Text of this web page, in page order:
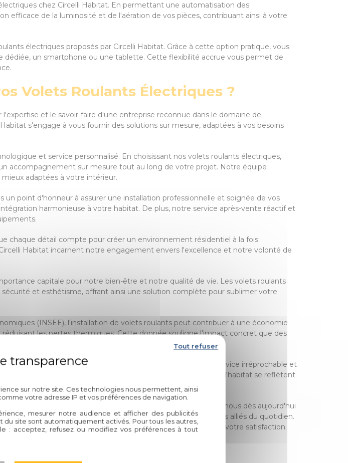
chez Circelli Habitat. En permettant une automatisation des
efficace de la luminosité et de l'aération de vos pièces, contribuant ainsi à votre
électriques proposés par Circelli Habitat. Grâce à cette option pratique, vous
un smartphone ou une tablette. Cette flexibilité accrue vous permet de
Volets Roulants Électriques ?
et le savoir-faire d'une entreprise reconnue dans le domaine de
s'engage à vous fournir des solutions sur mesure, adaptées à vos besoins
et service personnalisé. En choisissant nos volets roulants électriques,
accompagnement sur mesure tout au long de votre projet. Notre équipe
adaptées à votre intérieur.
point d'honneur à assurer une installation professionnelle et soignée de vos
harmonieuse à votre habitat. De plus, notre service après-vente réactif et
chaque détail compte pour créer un environnement résidentiel à la fois
Habitat incarnent notre engagement envers l'excellence et notre volonté de
capitale pour notre bien-être et notre qualité de vie. Les volets roulants
et esthétisme, offrant ainsi une solution complète pour sublimer votre
(INSEE), l'installation de volets roulants peut contribuer à une économie
les pertes thermiques. Cette donnée souligne l'impact concret que des
énergétique et notre empreinte environnementale.
faites le pari d'une expertise reconnue, d'une qualité de service irréprochable et
envers l'excellence et notre passion pour l'amélioration de l'habitat se reflètent
qui répondent à vos attentes les plus exigeantes.
et esthétique se conjuguent harmonieusement. Contactez-nous dès aujourd'hui
qui feront de vos volets roulants électriques de véritables alliés du quotidien.
votre image, où chaque détail compte pour votre bien-être et votre satisfaction.
avec Circelli Habitat.
sur notre site. Ces technologies nous permettent, ainsi
votre adresse IP et vos préférences de navigation.
mesurer notre audience et afficher des publicités
site sont automatiquement activés. Pour tous les autres,
: acceptez, refusez ou modifiez vos préférences à tout
Tout refuser